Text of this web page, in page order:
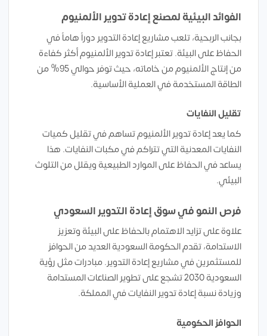
الفوائد البيئية لمصنع إعادة تدوير الألمنيوم
بجانب الربحية، تلعب مشاريع إعادة التدوير دوراً هاماً في
الحفاظ على البيئة. تعتبر إعادة تدوير الألمنيوم أكثر كفاءة
من إنتاج الألمنيوم من خاماته، حيث توفر حوالي 95% من
الطاقة المستخدمة في العملية الأساسية.
تقليل النفايات
كما يعد إعادة تدوير الألمنيوم تساهم في تقليل كميات
النفايات المعدنية التي تتراكم في مكبات النفايات. هذا
يساعد في الحفاظ على الموارد الطبيعية ويقلل من التلوث
البيئي.
فرص النمو في سوق إعادة التدوير السعودي
علاوة على تزايد الاهتمام بالحفاظ على البيئة وتعزيز
الاستدامة، تقدم الحكومة السعودية العديد من الحوافز
للمستثمرين في مشاريع إعادة التدوير. مبادرات مثل رؤية
السعودية 2030 تشجع على تطوير الصناعات المستدامة
وزيادة نسبة إعادة تدوير النفايات في المملكة.
الحوافز الحكومية